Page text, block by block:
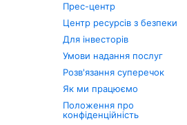
Прес-центр
Центр ресурсів з безпеки
Для інвесторів
Умови надання послуг
Розв'язання суперечок
Як ми працюємо
Положення про
конфіденційність